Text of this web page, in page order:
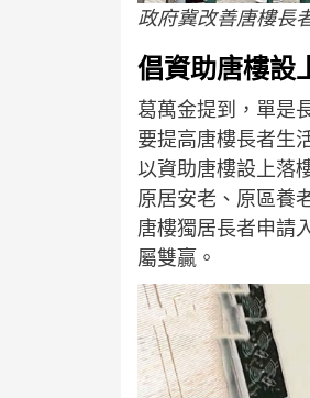
政府冀改善唐樓長
倡資助唐樓設
葛萬金提到，單是
要提高唐樓長者生
以資助唐樓設上落
原居安老、原區養
唐樓獨居長者申請
屬雙贏。